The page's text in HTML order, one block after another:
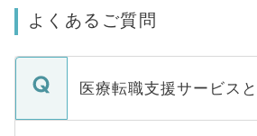
よくあるご質問
医療転職支援サービス